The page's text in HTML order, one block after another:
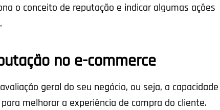
o conceito de reputação e indicar algumas ações
no e-commerce
geral do seu negócio, ou seja, a capacidade
melhorar a experiência de compra do cliente.